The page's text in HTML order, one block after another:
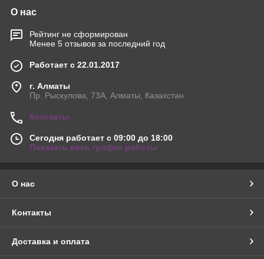
О нас
Рейтинг не сформирован
Менее 5 отзывов за последний год
Работает с 22.01.2017
г. Алматы
Пр. Рыскулова, 73А, Алматы, Казахстан
Контакты
Сегодня работает с 09:00 до 18:00
Показать весь график работы
О нас
Контакты
Доставка и оплата